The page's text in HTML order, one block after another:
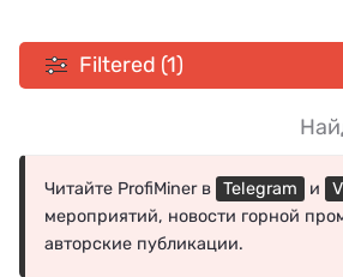
Filtered (1)
Читайте ProfiMiner в Telegram и
мероприятий, новости горной
авторские публикации.